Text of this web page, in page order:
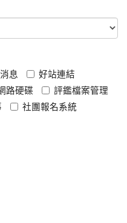
息
好站連結
路硬碟
評鑑檔案管理
社團報名系統